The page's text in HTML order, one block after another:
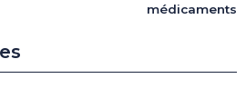
médicaments